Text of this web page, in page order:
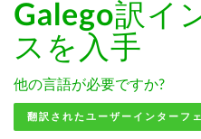
Galego訳イ
スを入手
他の言語が必要ですか?
翻訳されたユーザーインターフ